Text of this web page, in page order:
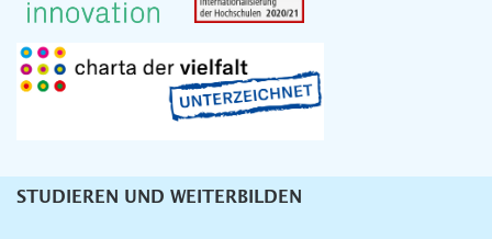
Unternavigation
STUDIEREN UND WEITERBILDEN